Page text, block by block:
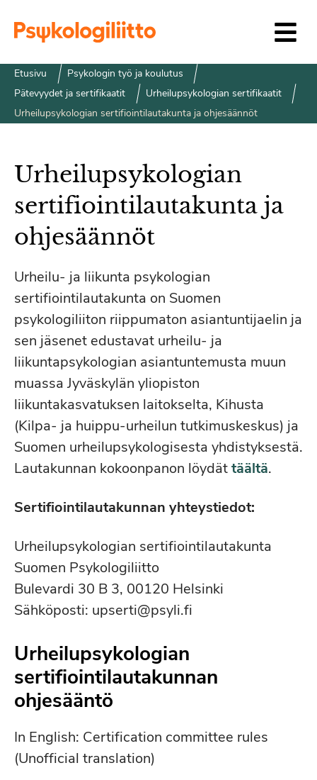
Etusivu
Psykologin työ ja koulutus
Pätevyydet ja sertifikaatit
Urheilupsykologian sertifikaatit
Urheilupsykologian sertifiointilautakunta ja ohjesäännöt
Urheilupsykologian
sertifiointilautakunta ja
ohjesäännöt
Urheilu- ja liikunta psykologian
sertifiointilautakunta on Suomen
psykologiliiton riippumaton asiantuntijaelin ja
sen jäsenet edustavat urheilu- ja
liikuntapsykologian asiantuntemusta muun
muassa Jyväskylän yliopiston
liikuntakasvatuksen laitokselta, Kihusta
(Kilpa- ja huippu-urheilun tutkimuskeskus) ja
Suomen urheilupsykologisesta yhdistyksestä.
Lautakunnan kokoonpanon löydättäältä.
Sertifiointilautakunnan yhteystiedot:
Urheilupsykologian sertifiointilautakunta
Suomen Psykologiliitto
Bulevardi 30 B 3, 00120 Helsinki
Sähköposti: upserti@psyli.fi
Urheilupsykologian
sertifiointilautakunnan
ohjesääntö
In English: Certification committee rules
(Unofficial translation)